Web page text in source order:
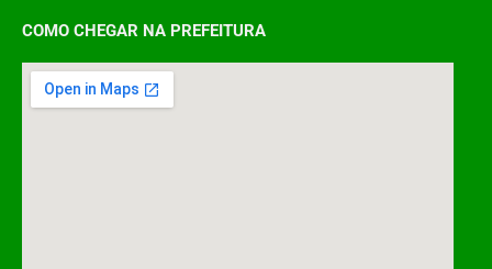
COMO CHEGAR NA PREFEITURA